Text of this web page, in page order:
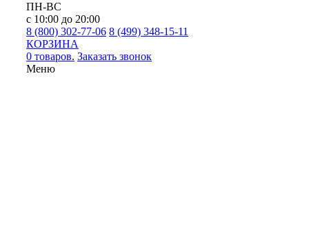
ПН-ВС
с 10:00 до 20:00
8 (800) 302-77-06 8 (499) 348-15-11
КОРЗИНА
0 товаров. Заказать звонок
Меню